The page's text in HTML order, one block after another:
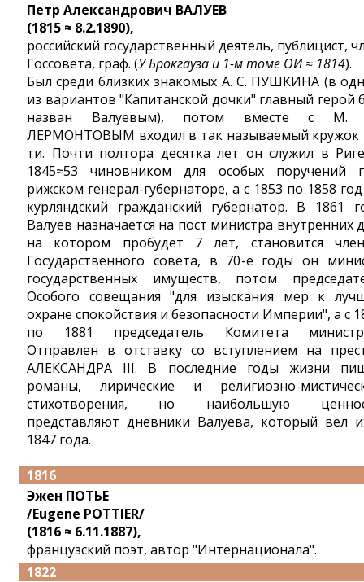
Петр Александрович ВАЛУЕВ
(1815 ≈ 8.2.1890),
российский государственный деятель, публицист,
Госсовета, граф. (У Брокгауза и 1-м томе ОИ ≈ 1814).
Был среди близких знакомых А. С. ПУШКИНА (в
из вариантов "Капитанской дочки" главный герой
назван Валуевым), потом вместе с
ЛЕРМОНТОВЫМ входил в так называемый кружок
ти. Почти полтора десятка лет он служил в
1845≈53 чиновником для особых поручений
рижском генерал-губернаторе, а с 1853 по 1858
курляндский гражданский губернатор. В 1861
Валуев назначается на пост министра внутренних
на котором пробудет 7 лет, становится
Государственного совета, в 70-е годы он
государственных имуществ, потом
Особого совещания "для изыскания мер к
охране спокойствия и безопасности Империи", а с
по 1881 председатель Комитета
Отправлен в отставку со вступлением на
АЛЕКСАНДРА III. В последние годы жизни
романы, лирические и религиозно-
стихотворения, но наибольшую
представляют дневники Валуева, который вел
1847 года.
1816
Эжен ПОТЬЕ
/Eugene POTTIER/
(1816 ≈ 6.11.1887),
французский поэт, автор "Интернационала".
1822